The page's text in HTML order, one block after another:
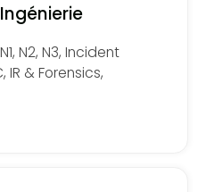
N2, N3, Incident
& Forensics,